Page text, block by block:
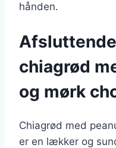
hånden.
chiagrød
og mørk
Chiagrød med
er en lækker og